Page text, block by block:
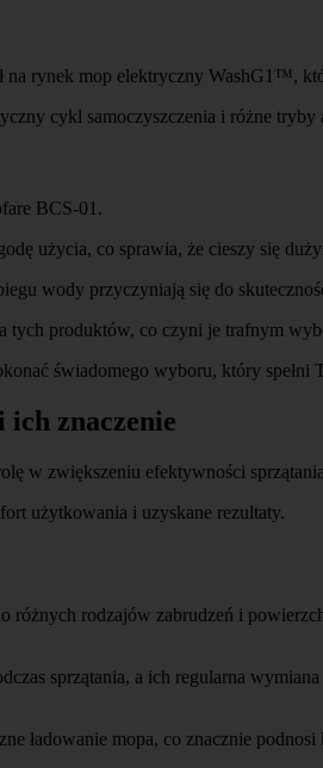
na rynek mop elektryczny WashG1™,
cykl samoczyszczenia i różne
BCS-01.
użycia, co sprawia, że cieszy się
wody przyczyniają się do
produktów, co czyni je trafnym
świadomego wyboru, który
znaczenie
w zwiększeniu efektywności
użytkowania i uzyskane rezultaty.
różnych rodzajów zabrudzeń i
sprzątania, a ich regularna
ładowanie mopa, co znacznie